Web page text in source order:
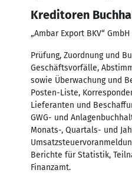
Kreditoren
„Ambar Export BKV“ GmbH
Prüfung, Zuordnung und
Geschäftsvorfälle,
sowie Überwachung und
Posten-Liste,
Lieferanten und
GWG- und
Monats-, Quartals- und
Berichte für Statistik,
Finanzamt.